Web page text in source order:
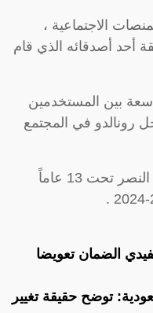
الاجتماعية ،
أحد أصدقائه الذي قام
بين المستخدمين
رونالدو في المجتمع
ويُذكر أن جونيور قاد فريق براعم النصر تحت 13 عاماً
الضمان تعويضا
توضح حقيقة تغيير